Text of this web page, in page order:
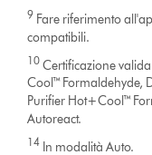
9 Fare riferimento
compatibili.
10 Certificazione
Cool™ Formaldehyde,
Purifier Hot+Cool™
Autoreact.
14 In modalità Auto.